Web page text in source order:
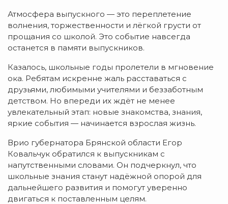
Атмосфера выпускного — это переплетение
волнения, торжественности и лёгкой грусти от
прощания со школой. Это событие навсегда
останется в памяти выпускников.
Казалось, школьные годы пролетели в мгновение
ока. Ребятам искренне жаль расставаться с
друзьями, любимыми учителями и беззаботным
детством. Но впереди их ждёт не менее
увлекательный этап: новые знакомства, знания,
яркие события — начинается взрослая жизнь.
Врио губернатора Брянской области Егор
Ковальчук обратился к выпускникам с
напутственными словами. Он подчеркнул, что
школьные знания станут надёжной опорой для
дальнейшего развития и помогут уверенно
двигаться к поставленным целям.